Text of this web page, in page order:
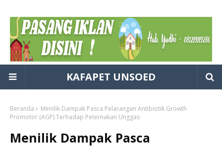
KAFAPET UNSOED
Beranda
Menilik Dampak Pasca Pelarangan Antibiotik Growth
Promotor (AGP) Terhadap Peternakan Unggas
Menilik Dampak Pasca